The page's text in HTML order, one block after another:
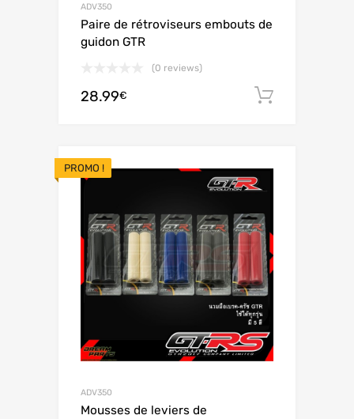
ADV350
Paire de rétroviseurs embouts de
guidon GTR
(0 reviews)
28.99€
PROMO !
ADV350
Mousses de leviers de